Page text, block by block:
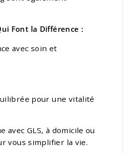
Font la Différence :
avec soin et
pour une vitalité
avec GLS, à domicile ou
vous simplifier la vie.